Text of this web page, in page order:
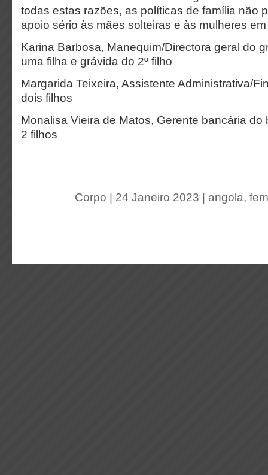
todas estas razões, as políticas de família não
apoio sério às mães solteiras e às mulheres
Karina Barbosa, Manequim/Directora geral do
uma filha e grávida do 2º filho
Margarida Teixeira, Assistente Administrativa/
dois filhos
Monalisa Vieira de Matos, Gerente bancária do
2 filhos
Corpo | 24 Janeiro 2023 angola,